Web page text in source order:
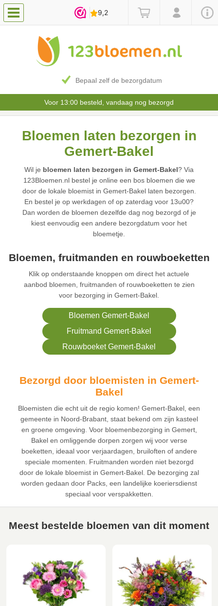
Bepaal zelf de bezorgdatum
Voor 13:00 besteld, vandaag nog bezorgd
Bloemen laten bezorgen in
Gemert-Bakel
Wil je bloemen laten bezorgen in Gemert-Bakel? Via
123Bloemen.nl bestel je online een bos bloemen die we
door de lokale bloemist in Gemert-Bakel laten bezorgen.
En bestel je op werkdagen of op zaterdag voor 13u00?
Dan worden de bloemen dezelfde dag nog bezorgd of je
kiest eenvoudig een andere bezorgdatum voor het
bloemetje.
Bloemen, fruitmanden en rouwboeketten
Klik op onderstaande knoppen om direct het actuele
aanbod bloemen, fruitmanden of rouwboeketten te zien
voor bezorging in Gemert-Bakel.
Bloemen Gemert-Bakel
Fruitmand Gemert-Bakel
Rouwboeket Gemert-Bakel
Bezorgd door bloemisten in Gemert-
Bakel
Bloemisten die echt uit de regio komen! Gemert-Bakel, een
gemeente in Noord-Brabant, staat bekend om zijn kasteel
en groene omgeving. Voor bloemenbezorging in Gemert,
Bakel en omliggende dorpen zorgen wij voor verse
boeketten, ideaal voor verjaardagen, bruiloften of andere
speciale momenten. Fruitmanden worden niet bezorgd
door de lokale bloemist in Gemert-Bakel. De bezorging zal
worden gedaan door Packs, een landelijke koeriersdienst
speciaal voor verspakketten.
Meest bestelde bloemen van dit moment